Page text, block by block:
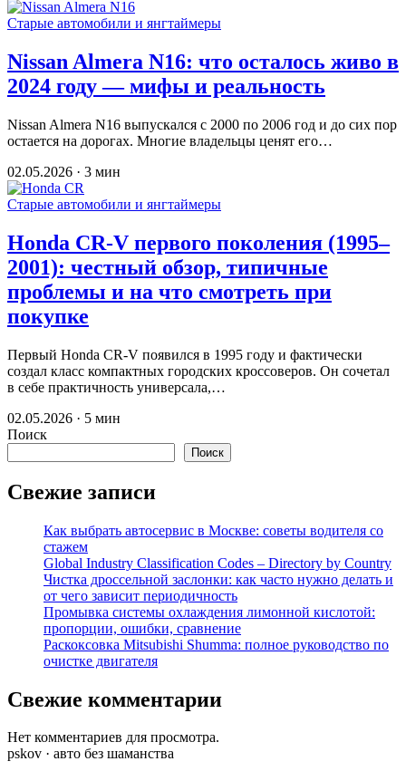
Старые автомобили и янгтаймеры
Nissan Almera N16: что осталось живо в
2024 году — мифы и реальность
Nissan Almera N16 выпускался с 2000 по 2006 год и до сих пор
остается на дорогах. Многие владельцы ценят его…
02.05.2026 · 3 мин
Старые автомобили и янгтаймеры
Honda CR-V первого поколения (1995–
2001): честный обзор, типичные
проблемы и на что смотреть при
покупке
Первый Honda CR-V появился в 1995 году и фактически
создал класс компактных городских кроссоверов. Он сочетал
в себе практичность универсала,…
02.05.2026 · 5 мин
Поиск
Поиск
Свежие записи
Как выбрать автосервис в Москве: советы водителя со
стажем
Global Industry Classification Codes – Directory by Country
Чистка дроссельной заслонки: как часто нужно делать и
от чего зависит периодичность
Промывка системы охлаждения лимонной кислотой:
пропорции, ошибки, сравнение
Раскоксовка Mitsubishi Shumma: полное руководство по
очистке двигателя
Свежие комментарии
Нет комментариев для просмотра.
pskov · авто без шаманства